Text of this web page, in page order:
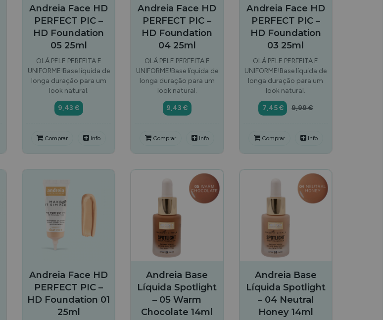
Andreia Face HD
PERFECT PIC –
HD Foundation
05 25ml
OLÁ PELE PERFEITA E
UNIFORME!Base líquida de
longa duração para um
look natural.
9,43 €
Comprar Info
Andreia Face HD
PERFECT PIC –
HD Foundation
04 25ml
OLÁ PELE PERFEITA E
UNIFORME!Base líquida de
longa duração para um
look natural.
9,43 €
Comprar Info
Andreia Face HD
PERFECT PIC –
HD Foundation
03 25ml
OLÁ PELE PERFEITA E
UNIFORME!Base líquida de
longa duração para um
look natural.
7,45 € 9,99 €
Comprar Info
Andreia Face HD
PERFECT PIC –
HD Foundation 01
25ml
Andreia Base
Líquida Spotlight
– 05 Warm
Chocolate 14ml
Andreia Base
Líquida Spotlight
– 04 Neutral
Honey 14ml